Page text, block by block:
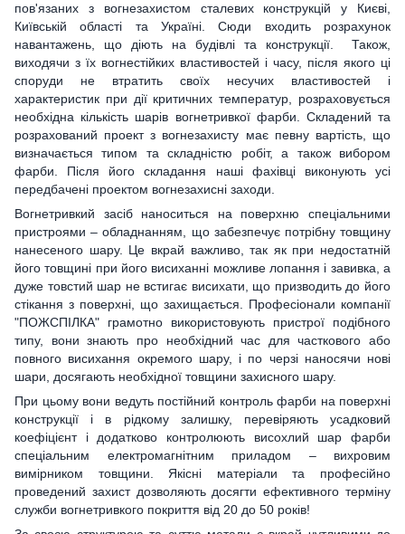
пов'язаних з вогнезахистом сталевих конструкцій у Києві,
Київській області та Україні. Сюди входить розрахунок
навантажень, що діють на будівлі та конструкції. Також,
виходячи з їх вогнестійких властивостей і часу, після якого ці
споруди не втратить своїх несучих властивостей і
характеристик при дії критичних температур, розраховується
необхідна кількість шарів вогнетривкої фарби. Складений та
розрахований проект з вогнезахисту має певну вартість, що
визначається типом та складністю робіт, а також вибором
фарби. Після його складання наші фахівці виконують усі
передбачені проектом вогнезахисні заходи.
Вогнетривкий засіб наноситься на поверхню спеціальними
пристроями – обладнанням, що забезпечує потрібну товщину
нанесеного шару. Це вкрай важливо, так як при недостатній
його товщині при його висиханні можливе лопання і завивка, а
дуже товстий шар не встигає висихати, що призводить до його
стікання з поверхні, що захищається. Професіонали компанії
"ПОЖСПІЛКА" грамотно використовують пристрої подібного
типу, вони знають про необхідний час для часткового або
повного висихання окремого шару, і по черзі наносячи нові
шари, досягають необхідної товщини захисного шару.
При цьому вони ведуть постійний контроль фарби на поверхні
конструкції і в рідкому залишку, перевіряють усадковий
коефіцієнт і додатково контролюють висохлий шар фарби
спеціальним електромагнітним приладом – вихровим
вимірником товщини. Якісні матеріали та професійно
проведений захист дозволяють досягти ефективного терміну
служби вогнетривкого покриття від 20 до 50 років!